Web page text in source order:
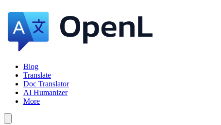
Blog
Translate
Doc Translator
AI Humanizer
More